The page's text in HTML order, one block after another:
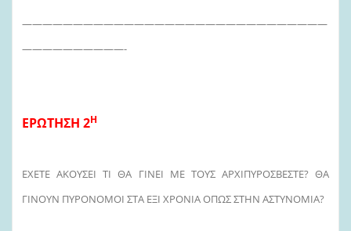
——————————————————————————————
——————————-
ΕΡΩΤΗΣΗ 2Η
EXETE AKΟΥΣΕΙ ΤΙ ΘΑ ΓΙΝΕΙ ΜΕ ΤΟΥΣ ΑΡΧΙΠΥΡΟΣΒΕΣΤΕ? ΘΑ
ΓΙΝΟΥΝ ΠΥΡΟΝΟΜΟΙ ΣΤΑ ΕΞΙ ΧΡΟΝΙΑ ΟΠΩΣ ΣΤΗΝ ΑΣΤΥΝΟΜΙΑ?